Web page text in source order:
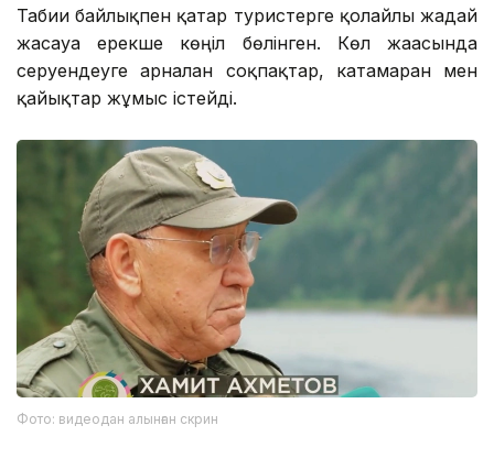
Табиғи байлықпен қатар туристерге қолайлы жағдай
жасауға ерекше көңіл бөлінген. Көл жағасында
серуендеуге арналған соқпақтар, катамаран мен
қайықтар жұмыс істейді.
Фото: видеодан алынған скрин